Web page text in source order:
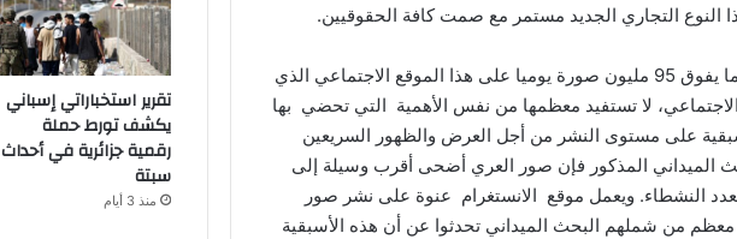
النوع التجاري الجديد مستمر مع صمت كافة الحقوقيين.
وأكد المصدر المذكور أنه في الوقت الذي يتم فيه نشر ما يفوق 95 مليون صورة يوميا على هذا الموقع الاجتماعي الذي
لا تستفيد معظمها من نفس الأهمية التي تحضي بها
على مستوى النشر من أجل العرض والظهور السريعين
المذكور فإن صور العري أضحى أقرب وسيلة إلى
النشطاء. ويعمل موقع الانستغرام عنوة على نشر صور
معظم من شملهم البحث الميداني تحدثوا عن أن هذه الأسبقية
تقرير استخباراتي إسباني
يكشف تورط حملة
رقمية جزائرية في أحداث
سبتة
منذ 3 أيام